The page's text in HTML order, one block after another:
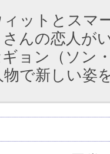
ットとスマ
んの恋人が
ギョン（ソン
で新しい姿